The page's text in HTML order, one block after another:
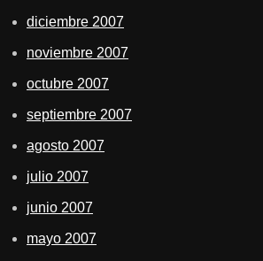
diciembre 2007
noviembre 2007
octubre 2007
septiembre 2007
agosto 2007
julio 2007
junio 2007
mayo 2007